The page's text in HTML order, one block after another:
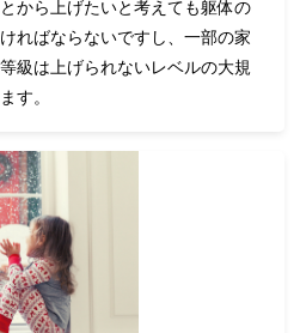
から上げたいと考えても躯体の
ればならないですし、一部の家
級は上げられないレベルの大規
す。